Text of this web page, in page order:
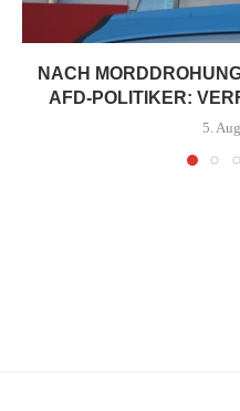
NACH
AFD-POLITIKER:
5.